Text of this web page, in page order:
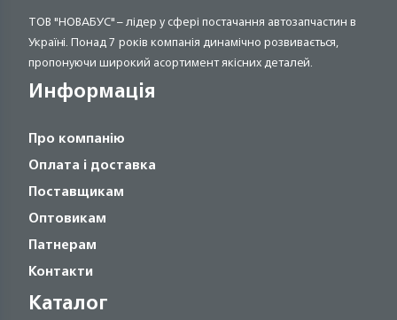
ТОВ "НОВАБУС" – лідер у сфері постачання автозапчастин в
Україні. Понад 7 років компанія динамічно розвивається,
пропонуючи широкий асортимент якісних деталей.
Информація
Про компанію
Оплата і доставка
Поставщикам
Оптовикам
Патнерам
Контакти
Каталог